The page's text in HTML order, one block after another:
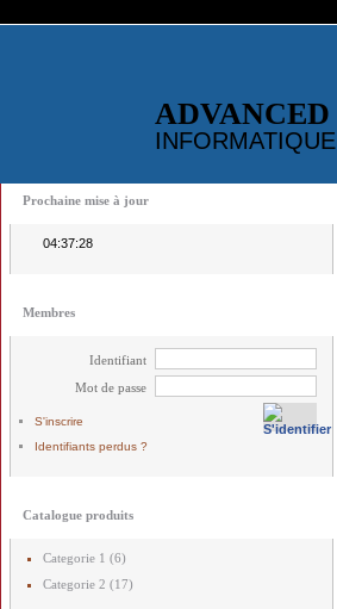
ADVANCED
INFORMATIQUE
Prochaine mise à jour
04:37:28
Membres
Identifiant
Mot de passe
S'inscrire
Identifiants perdus ?
Catalogue produits
Categorie 1 (6)
Categorie 2 (17)